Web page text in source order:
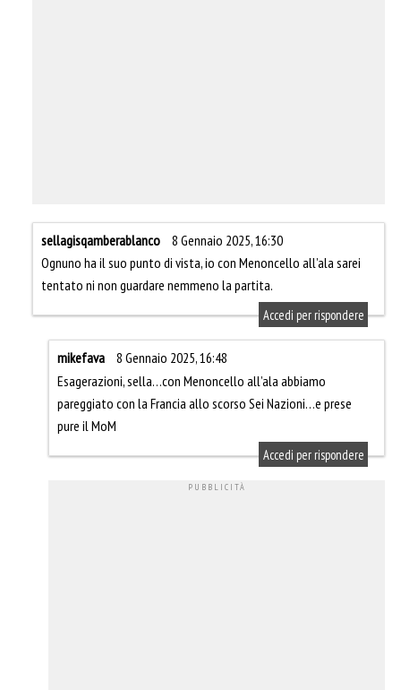
sellagisqamberablanco
8 Gennaio 2025, 16:30
Ognuno ha il suo punto di vista, io con Menoncello all’ala sarei
tentato ni non guardare nemmeno la partita.
Accedi per rispondere
mikefava
8 Gennaio 2025, 16:48
Esagerazioni, sella…con Menoncello all’ala abbiamo
pareggiato con la Francia allo scorso Sei Nazioni…e prese
pure il MoM
Accedi per rispondere